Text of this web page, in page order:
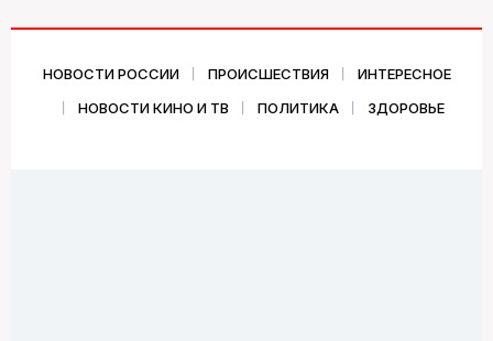
НОВОСТИ РОССИИ ПРОИСШЕСТВИЯ
ИНТЕРЕСНОЕ
НОВОСТИ КИНО И ТВ
ПОЛИТИКА ЗДОРОВЬЕ